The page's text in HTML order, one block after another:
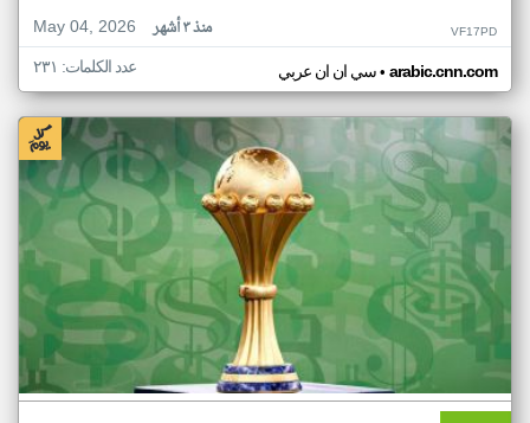
May 04, 2026
منذ ٣ أشهر VF17PD
سي ان ان عربي• arabic.cnn.com عدد الكلمات: ٢٣١